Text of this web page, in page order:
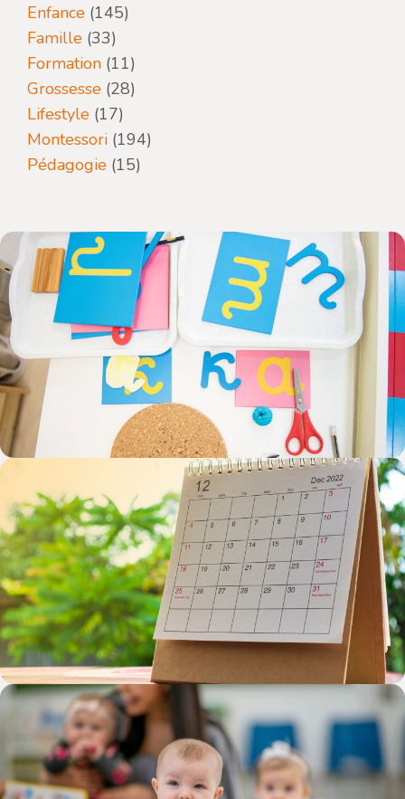
Enfance (145)
Famille (33)
Formation (11)
Grossesse (28)
Lifestyle (17)
Montessori (194)
Pédagogie (15)